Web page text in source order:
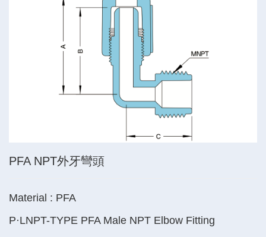
PFA NPT外牙彎頭
Material : PFA
P·LNPT-TYPE PFA Male NPT Elbow Fitting